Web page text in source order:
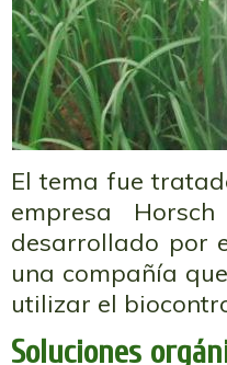
El tema fue
empresa
desarrollado por
una compañía
utilizar el
Soluciones